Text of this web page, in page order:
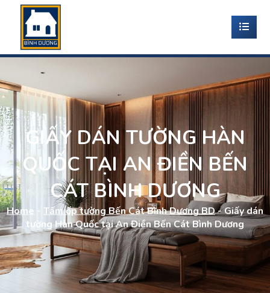
GIẤY DÁN TƯỜNG HÀN
QUỐC TẠI AN ĐIỀN BẾN
CÁT BÌNH DƯƠNG
Home - Tấm ốp tường Bến Cát Bình Dương BD-Giấy dán
tường Hàn Quốc tại An Điền Bến Cát Bình Dương